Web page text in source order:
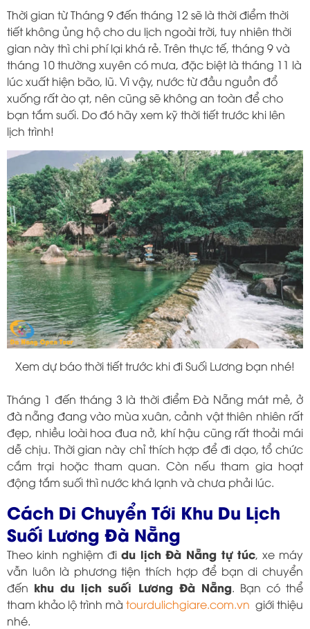
Thời gian từ Tháng 9 đến tháng 12 sẽ là thời điểm thời
tiết không ủng hộ cho du lịch ngoài trời, tuy nhiên thời
gian này thì chi phí lại khá rẻ. Trên thực tế, tháng 9 và
tháng 10 thường xuyên có mưa, đặc biệt là tháng 11 là
lúc xuất hiện bão, lũ. Vì vậy, nước từ đầu nguồn đổ
xuống rất ào ạt, nên cũng sẽ không an toàn để cho
bạn tắm suối. Do đó hãy xem kỹ thời tiết trước khi lên
lịch trình!
Xem dự báo thời tiết trước khi đi Suối Lương bạn nhé!
Tháng 1 đến tháng 3 là thời điểm Đà Nẵng mát mẻ, ở
đà nẵng đang vào mùa xuân, cảnh vật thiên nhiên rất
đẹp, nhiều loài hoa đua nở, khí hậu cũng rất thoải mái
dễ chịu. Thời gian này chỉ thích hợp để đi dạo, tổ chức
cắm trại hoặc tham quan. Còn nếu tham gia hoạt
động tắm suối thì nước khá lạnh và chưa phải lúc.
Cách Di Chuyển Tới Khu Du Lịch
Suối Lương Đà Nẵng
Theo kinh nghiệm đi du lịch Đà Nẵng tự túc, xe máy
vẫn luôn là phương tiện thích hợp để bạn di chuyển
đến khu du lịch suối Lương Đà Nẵng. Bạn có thể
tham khảo lộ trình mà tourdulichgiare.com.vn giới thiệu
nhé.